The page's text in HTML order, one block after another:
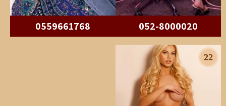
052-8000020
0559661768
22